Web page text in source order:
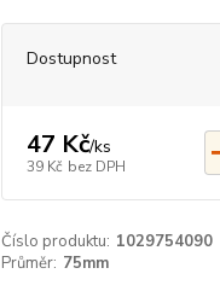
Dostupnost
47 Kč/ks
39 Kč bez DPH
Číslo produktu: 1029754090
Průměr: 75mm